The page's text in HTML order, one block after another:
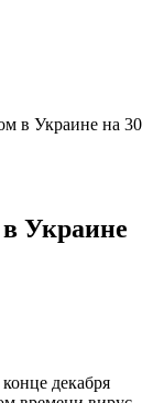
в Украине на 30
Украине
декабря